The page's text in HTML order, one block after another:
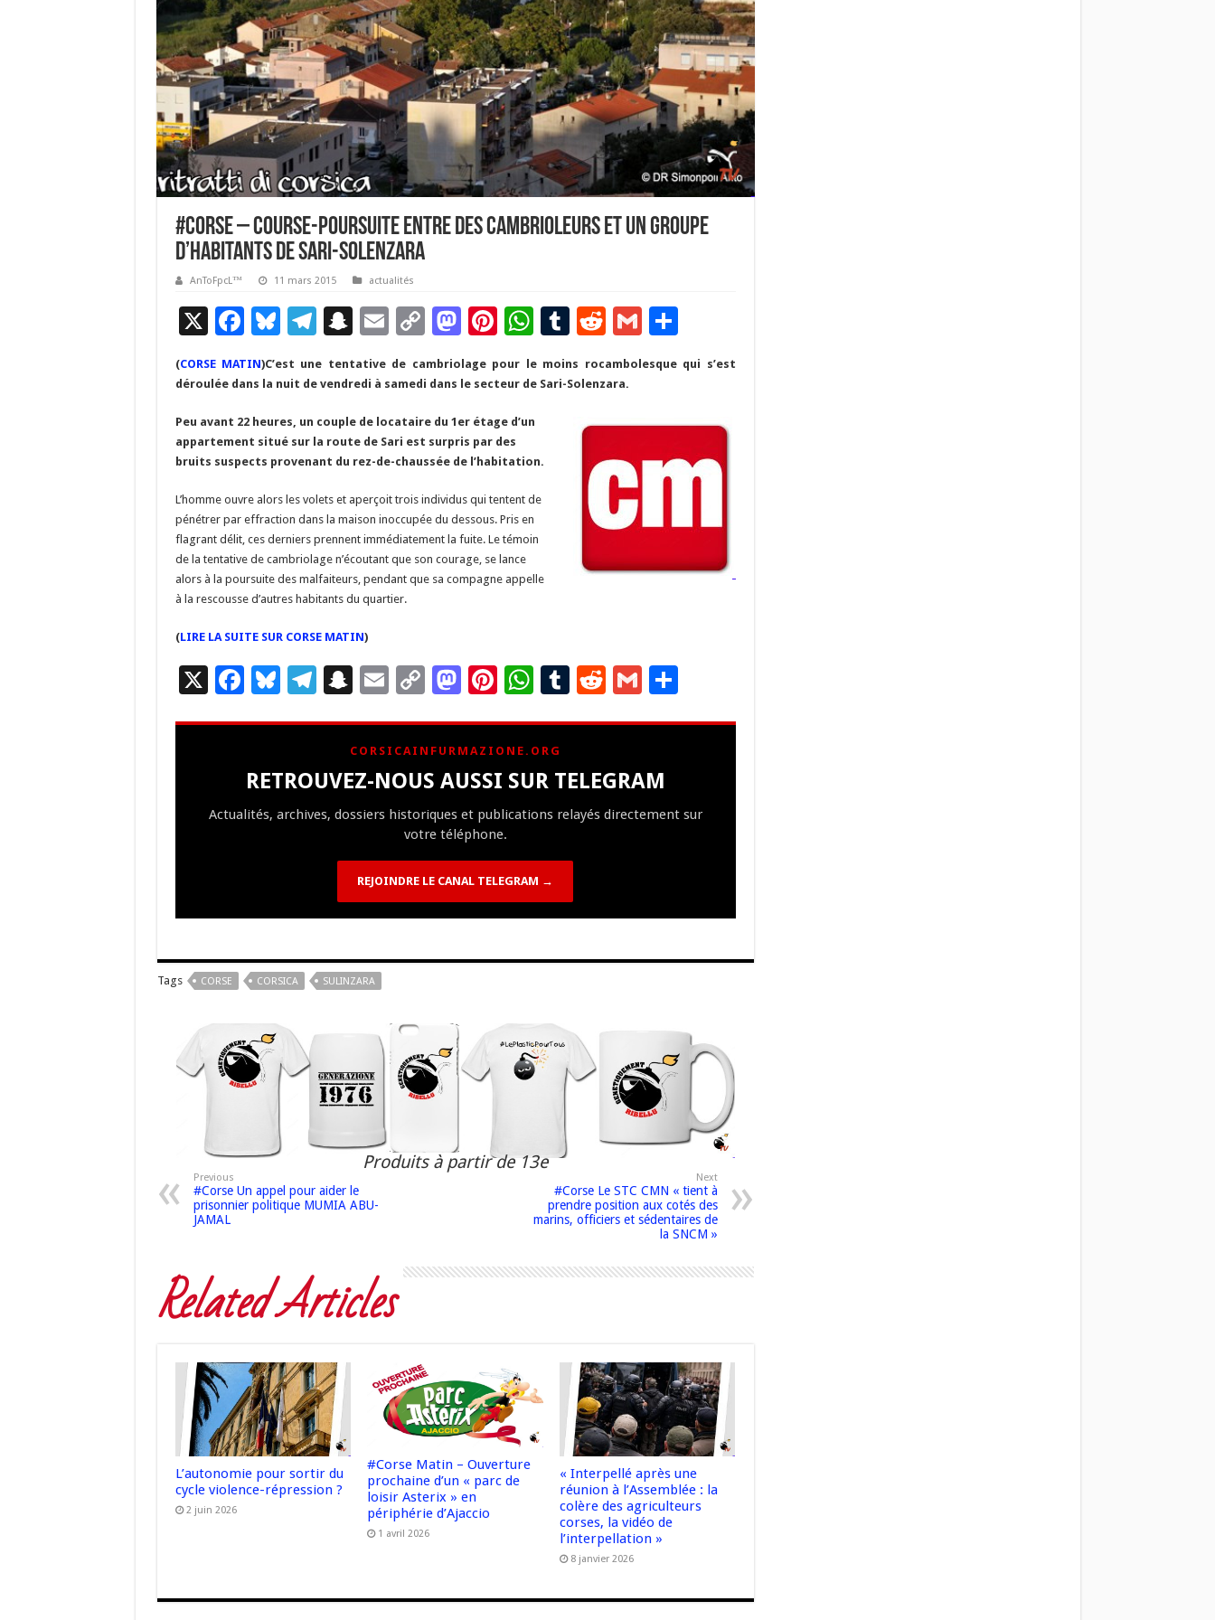
#corse – Course-poursuite entre des cambrioleurs et un groupe
d’habitants de Sari-Solenzara
AnToFpcL™ 11 mars 2015 actualités
X F
e
b
o
o
k
Bl
es
T
e
a
m
S
n
a
p
c
h
at
E
m
ai
C
o
p
y
Li
n
k
M
as
to
d
o
n
Pi
er
es
t
W
at
p
p
T
m
r
R
d
t
G
ai
P
ar
ta
er
(CORSE MATIN)C’est une tentative de cambriolage pour le moins rocambolesque qui s’est
déroulée dans la nuit de vendredi à samedi dans le secteur de Sari-Solenzara.
Peu avant 22 heures, un couple de locataire du 1er étage d’un
appartement situé sur la route de Sari est surpris par des
bruits suspects provenant du rez-de-chaussée de l’habitation.
L’homme ouvre alors les volets et aperçoit trois individus qui tentent de
pénétrer par effraction dans la maison inoccupée du dessous. Pris en
flagrant délit, ces derniers prennent immédiatement la fuite. Le témoin
de la tentative de cambriolage n’écoutant que son courage, se lance
alors à la poursuite des malfaiteurs, pendant que sa compagne appelle
à la rescousse d’autres habitants du quartier.
(LIRE LA SUITE SUR CORSE MATIN)
X F
b
o
o
Bl
ky
T
gr
a
m
S
a
p
c
h
at
E
ai
l
C
p
y
Li
n
k
M
to
d
o
n
Pi
er
es
t
W
at
sA
p
p
T
bl
r
R
di
t
G
l
P
CORSICAINFURMAZIONE.ORG
RETROUVEZ-NOUS AUSSI SUR TELEGRAM
Actualités, archives, dossiers historiques et publications relayés directement sur
votre téléphone.
REJOINDRE LE CANAL TELEGRAM →
Tags CORSE CORSICA SULINZARA
Produits à partir de 13e
Previous
#Corse Un appel pour aider le
prisonnier politique MUMIA ABU-
JAMAL
Next
#Corse Le STC CMN « tient à
prendre position aux cotés des
marins, officiers et sédentaires de
la SNCM »
Related Articles
L’autonomie pour sortir du
cycle violence-répression ?
2 juin 2026
#Corse Matin – Ouverture
prochaine d’un « parc de
loisir Asterix » en
périphérie d’Ajaccio
1 avril 2026
« Interpellé après une
réunion à l’Assemblée : la
colère des agriculteurs
corses, la vidéo de
l’interpellation »
8 janvier 2026